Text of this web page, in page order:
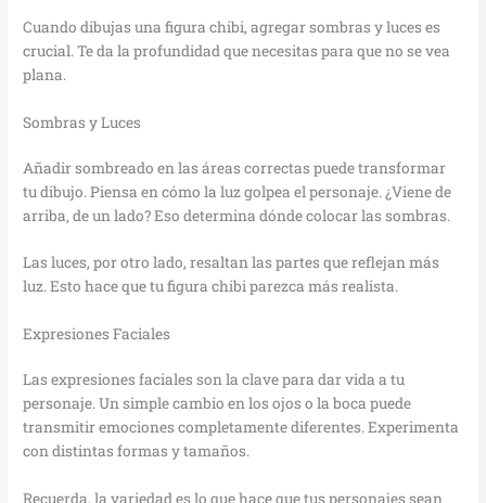
Cuando dibujas una figura chibi, agregar sombras y luces es
crucial. Te da la profundidad que necesitas para que no se vea
plana.
Sombras y Luces
Añadir sombreado en las áreas correctas puede transformar
tu dibujo. Piensa en cómo la luz golpea el personaje. ¿Viene de
arriba, de un lado? Eso determina dónde colocar las sombras.
Las luces, por otro lado, resaltan las partes que reflejan más
luz. Esto hace que tu figura chibi parezca más realista.
Expresiones Faciales
Las expresiones faciales son la clave para dar vida a tu
personaje. Un simple cambio en los ojos o la boca puede
transmitir emociones completamente diferentes. Experimenta
con distintas formas y tamaños.
Recuerda, la variedad es lo que hace que tus personajes sean